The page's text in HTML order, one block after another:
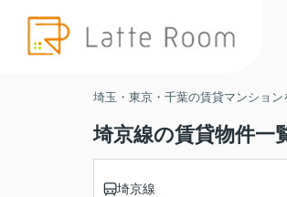
埼玉・東京・千葉の賃貸マンショ
埼京線の賃貸物件一
埼京線